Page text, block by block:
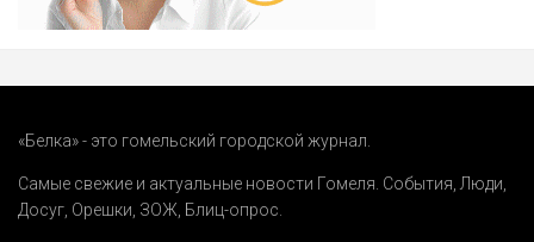
«Белка» - это гомельский городской журнал.
Самые свежие и актуальные новости Гомеля. События,Люди,
Досуг, Орешки, ЗОЖ, Блиц-опрос.